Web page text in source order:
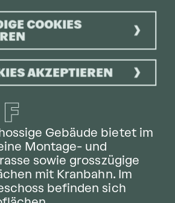
Gebäude bietet im
Montage- und
sowie grosszügige
mit Kranbahn. Im
befinden sich
COOKIES
AKZEPTIEREN